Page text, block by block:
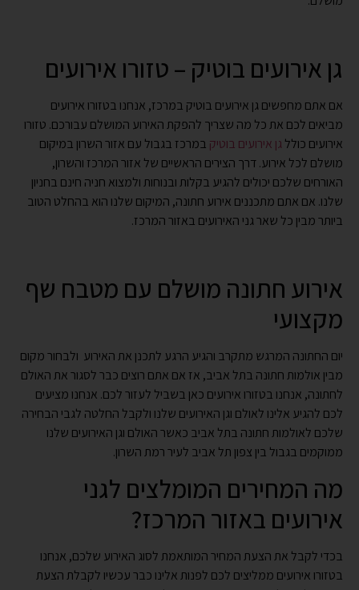
גן אירועים בוטיק – טזורו אירועים
אם אתם מחפשים גן אירועים בוטיק במרכז, אנחנו בטזורו אירועים
מביאים לכם את כל מה שצריך להפקת האירוע המושלם עבורכם. טזורו
אירועים כולל גן אירועים בוטיק במרכז בגבול עם אזור השרון במיקום
מושלם לכל אירוע. דרך הצירים הראשיים של אזור המרכז והשרון,
האורחים שלכם יכולים להגיע בקלות ובנוחות ולמצוא חניה חינם בחניון
שלנו. אם אתם מתכננים אירוע חתונה, המיקום שלנו הוא בהחלט הטוב
ביותר מבין כל שאר גני האירועים באזור המרכז.
אירוע חתונה מושלם עם מטבח שף
מקצועי
יום החתונה המרגש מתקרב והגיע הרגע לתכנן את האירוע ולבחור מקום
מבין אולמות חתונה בתל אביב, אז אם אתם רוצים כבר לסגור את האולם
לחתונה, אנחנו בטזורו אירועים כאן בשביל לעזור לכם. אנחנו מציעים
לכם להגיע אלינו לאולם וגן האירועים שלנו ולקבל החלטה לגבי הבחירה
שלכם לאולמות חתונה בתל אביב כאשר האולם וגן האירועים שלנו
ממוקמים בגבול בין צפון תל אביב לעיר רמת השרון.
מה המחירים המומלצים לגני
אירועים באזור המרכז?
בכדי לקבל את הצעת המחיר המותאמת לסוג האירוע שלכם, אנחנו
בטזורו אירועים ממליצים לכם לפנות אלינו כבר עכשיו לקבלת הצעת